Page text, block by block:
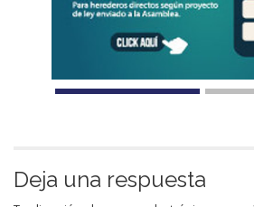
Deja una respuesta